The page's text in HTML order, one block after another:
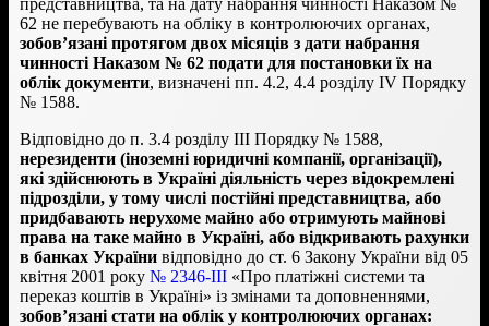
62 не перебувають на обліку в контролюючих органах,
зобов’язані протягом двох місяців з дати набрання
чинності Наказом № 62 подати для постановки їх на
облік документи, визначені пп. 4.2, 4.4 розділу IV Порядку
№ 1588.
Відповідно до п. 3.4 розділу ІІІ Порядку № 1588,
нерезиденти (іноземні юридичні компанії, організації),
які здійснюють в Україні діяльність через відокремлені
підрозділи, у тому числі постійні представництва, або
придбавають нерухоме майно або отримують майнові
права на таке майно в Україні, або відкривають рахунки
в банках України відповідно до ст. 6 Закону України від 05
квітня 2001 року № 2346-III «Про платіжні системи та
переказ коштів в Україні» із змінами та доповненнями,
зобов’язані стати на облік у контролюючих органах: